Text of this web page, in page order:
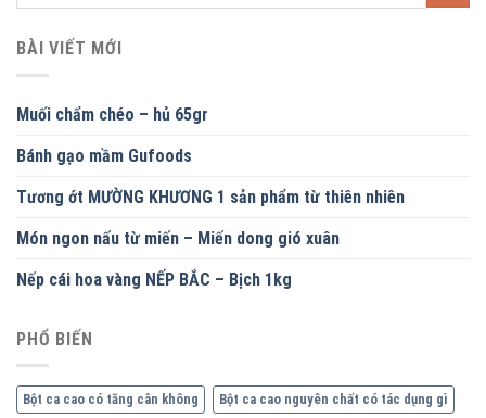
BÀI VIẾT MỚI
Muối chẩm chéo – hủ 65gr
Bánh gạo mầm Gufoods
Tương ớt MƯỜNG KHƯƠNG 1 sản phẩm từ thiên nhiên
Món ngon nấu từ miến – Miến dong gió xuân
Nếp cái hoa vàng NẾP BẮC – Bịch 1kg
PHỔ BIẾN
Bột ca cao có tăng cân không Bột ca cao nguyên chất có tác dụng gì